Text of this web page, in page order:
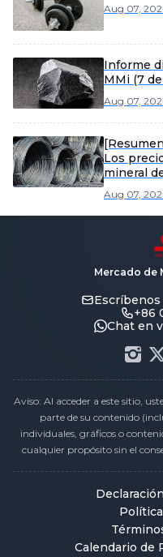
Aug 07,
Informe
MMi (7
Aug 07,
Los
mineral
Aug 07,
Mercado de
Escríbenos
+86
Chat en
Aviso: Al acceder a este sitio,
parte de su contenido
individuales, gráficos o
cualquier propósito sin el
Calendario de